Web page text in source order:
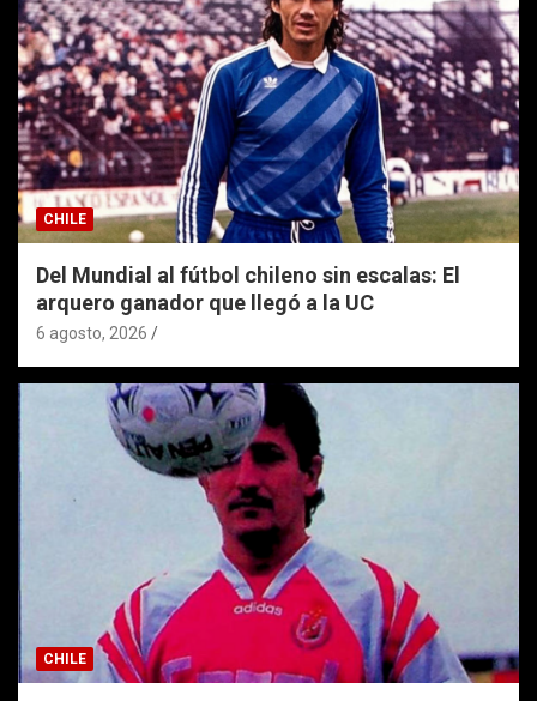
CHILE
Del Mundial al fútbol chileno sin escalas: El
arquero ganador que llegó a la UC
6 agosto, 2026
CHILE